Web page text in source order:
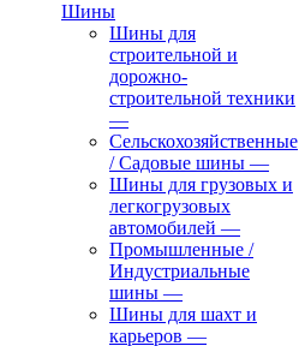
Шины
Шины для
строительной и
дорожно-
строительной техники
—
Сельскохозяйственные
/ Садовые шины —
Шины для грузовых и
легкогрузовых
автомобилей —
Промышленные /
Индустриальные
шины —
Шины для шахт и
карьеров —